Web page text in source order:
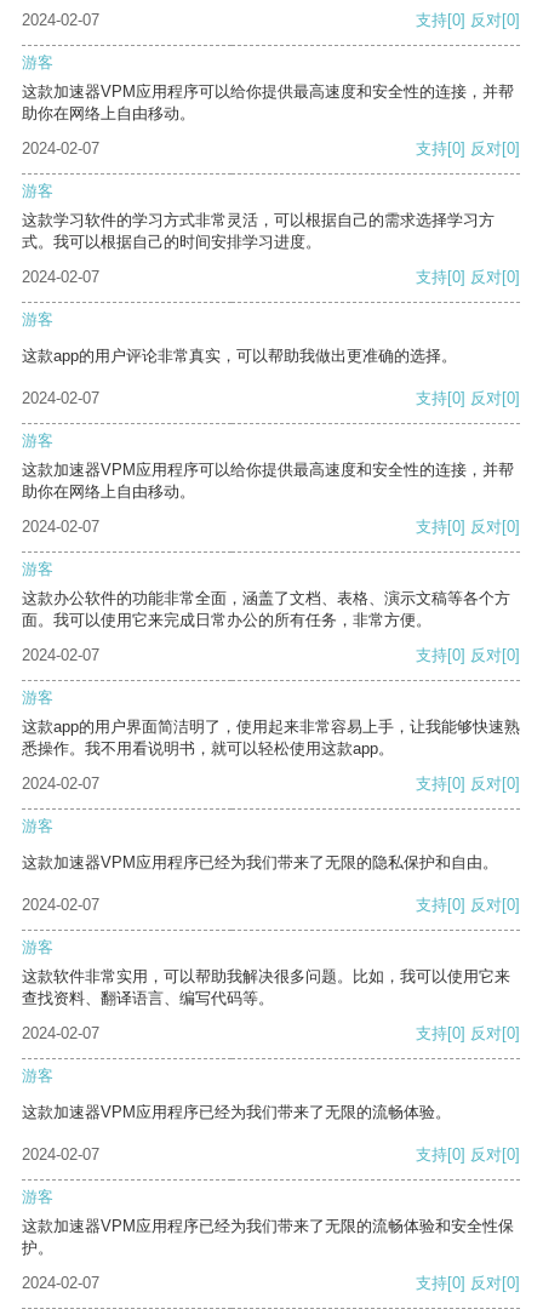
2024-02-07 支持[0] 反对[0]
游客
这款加速器VPM应用程序可以给你提供最高速度和安全性的连接，并帮
助你在网络上自由移动。
2024-02-07
支持[0] 反对[0]
游客
这款学习软件的学习方式非常灵活，可以根据自己的需求选择学习方
式。我可以根据自己的时间安排学习进度。
2024-02-07
支持[0] 反对[0]
游客
这款app的用户评论非常真实，可以帮助我做出更准确的选择。
2024-02-07 支持[0] 反对[0]
游客
这款加速器VPM应用程序可以给你提供最高速度和安全性的连接，并帮
助你在网络上自由移动。
2024-02-07
支持[0] 反对[0]
游客
这款办公软件的功能非常全面，涵盖了文档、表格、演示文稿等各个方
面。我可以使用它来完成日常办公的所有任务，非常方便。
2024-02-07
支持[0] 反对[0]
游客
这款app的用户界面简洁明了，使用起来非常容易上手，让我能够快速熟
悉操作。我不用看说明书，就可以轻松使用这款app。
2024-02-07
支持[0] 反对[0]
游客
这款加速器VPM应用程序已经为我们带来了无限的隐私保护和自由。
2024-02-07 支持[0] 反对[0]
游客
这款软件非常实用，可以帮助我解决很多问题。比如，我可以使用它来
查找资料、翻译语言、编写代码等。
2024-02-07
支持[0] 反对[0]
游客
这款加速器VPM应用程序已经为我们带来了无限的流畅体验。
2024-02-07 支持[0] 反对[0]
游客
这款加速器VPM应用程序已经为我们带来了无限的流畅体验和安全性保
护。
2024-02-07
支持[0] 反对[0]